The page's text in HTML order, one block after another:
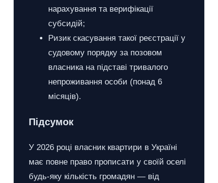
нарахування та верифікації
субсидій;
Ризик скасування такої реєстрації у
судовому порядку за позовом
власника на підставі тривалого
непроживання особи (понад 6
місяців).
Підсумок
У 2026 році власник квартири в Україні
має повне право прописати у своїй оселі
будь-яку кількість громадян — від